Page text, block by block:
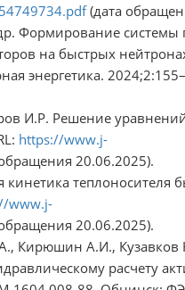
(дата
Формирование системы
на быстрых
энергетика.
И.Р. Решение
https://www.j-
20.06.2025).
теплоносителя
www.j-
20.06.2025).
Кирюшин А.И., Кузавков
расчету